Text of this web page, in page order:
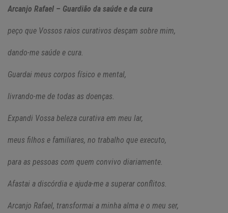
Arcanjo Rafael – Guardião da saúde e da cura
peço que Vossos raios curativos desçam sobre mim,
dando-me saúde e cura.
Guardai meus corpos físico e mental,
livrando-me de todas as doenças.
Expandi Vossa beleza curativa em meu lar,
meus filhos e familiares, no trabalho que executo,
para as pessoas com quem convivo diariamente.
Afastai a discórdia e ajuda-me a superar conflitos.
Arcanjo Rafael, transformai a minha alma e o meu ser,